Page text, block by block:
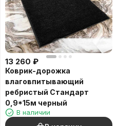
13 260 ₽
Коврик-дорожка
влаговпитывающий
ребристый Cтандарт
0,9*15м черный
В наличии